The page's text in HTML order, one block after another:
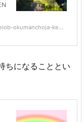
okumanchoja-ke...
ちになることとい